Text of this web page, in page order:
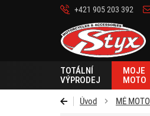
+421 905 203 392
Styx-
cz
TOTÁLNÍ
VÝPRODEJ
MOJE
MOTO
Úvod MÉ MOTO